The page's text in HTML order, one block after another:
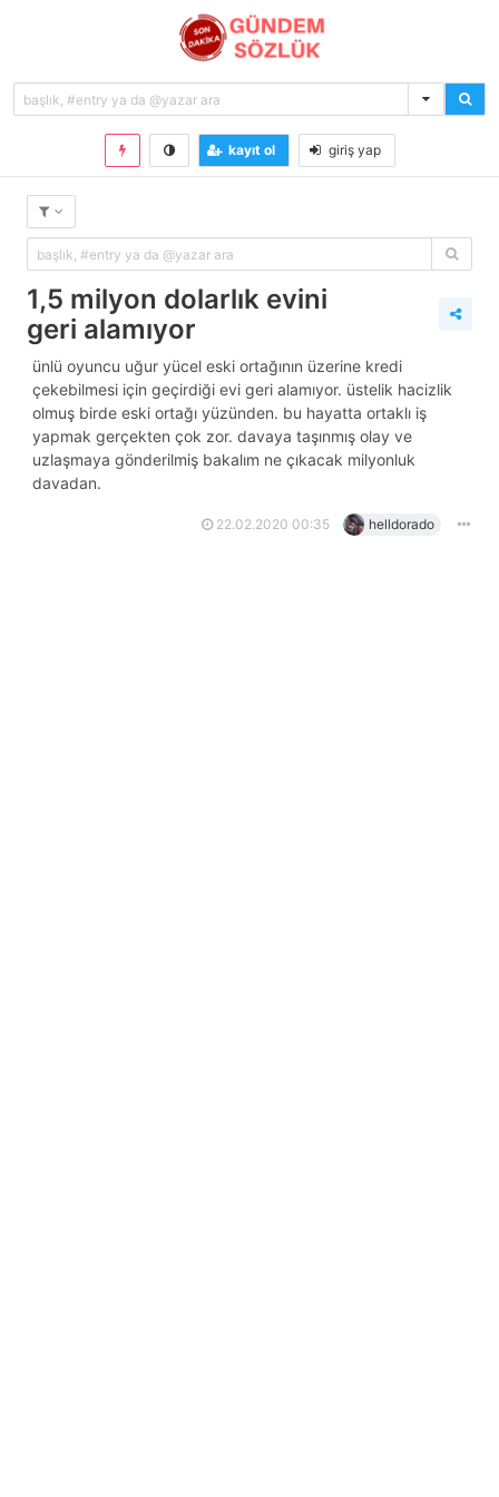
kayıt ol giriş yap
1,5 milyon dolarlık evini
geri alamıyor
ünlü oyuncu uğur yücel eski ortağının üzerine kredi
çekebilmesi için geçirdiği evi geri alamıyor. üstelik hacizlik
olmuş birde eski ortağı yüzünden. bu hayatta ortaklı iş
yapmak gerçekten çok zor. davaya taşınmış olay ve
uzlaşmaya gönderilmiş bakalım ne çıkacak milyonluk
davadan.
22.02.2020 00:35 helldorado